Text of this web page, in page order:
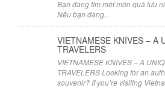
Bạn đang tìm một món quà lưu
Nếu bạn đang...
VIETNAMESE KNIVES – A
TRAVELERS
VIETNAMESE KNIVES – A
TRAVELERS Looking for an
souvenir? If you’re visiting